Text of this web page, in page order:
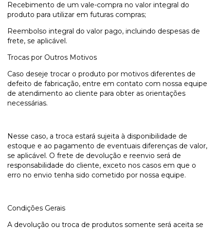
Recebimento de um vale-compra no valor integral do
produto para utilizar em futuras compras;
Reembolso integral do valor pago, incluindo despesas de
frete, se aplicável.
Trocas por Outros Motivos
Caso deseje trocar o produto por motivos diferentes de
defeito de fabricação, entre em contato com nossa equipe
de atendimento ao cliente para obter as orientações
necessárias.
Nesse caso, a troca estará sujeita à disponibilidade de
estoque e ao pagamento de eventuais diferenças de valor,
se aplicável. O frete de devolução e reenvio será de
responsabilidade do cliente, exceto nos casos em que o
erro no envio tenha sido cometido por nossa equipe.
Condições Gerais
A devolução ou troca de produtos somente será aceita se